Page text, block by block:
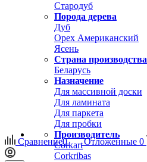
Стародуб
Порода дерева
Дуб
Орех Американский
Ясень
Страна производства
Беларусь
Назначение
Для массивной доски
Для ламината
Для паркета
Для пробки
Производитель
Corkart
Corkribas
Сравнение0 Отложенные 0